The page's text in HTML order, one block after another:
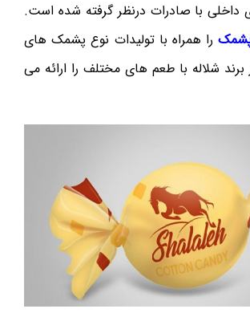
داخلی با صادرات درنظر گرفته شده است.
را همراه با تولیدات نوع پشمک های
شلاله با طعم های مختلف را ارائه می